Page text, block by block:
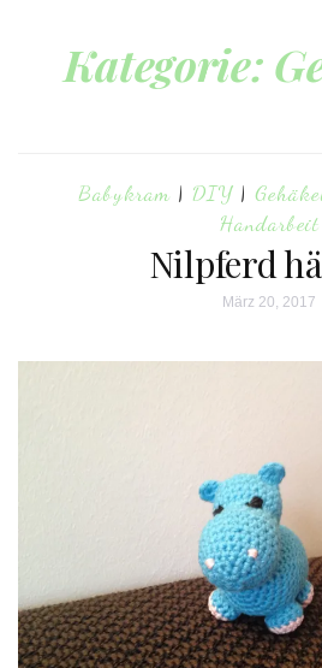
Kategorie:
Babykram | DIY |
Handarbeit
Nilpferd
März 20, 2017